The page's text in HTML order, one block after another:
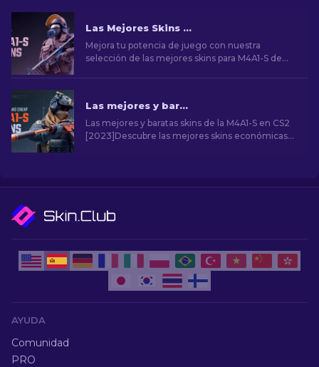
Las Mejores Skins para M4A1-S de CS2 [2026]
Mejora tu potencia de juego con nuestra
selección de las mejores skins para M4A1-S de
Las mejores y baratas skins de la M4A1-S en CS2 [2026]
Las mejores y baratas skins de la M4A1-S en CS2
[2023]Descubre las mejores skins económicas
AYUDA
Comunidad
PRO